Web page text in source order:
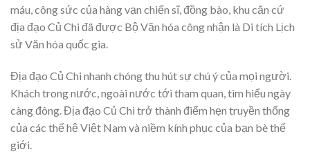
máu, công sức của hàng vạn chiến sĩ, đồng bào, khu căn cứ
địa đạo Củ Chi đã được Bộ Văn hóa công nhận là Di tích Lịch
sử Văn hóa quốc gia.
Địa đạo Củ Chi nhanh chóng thu hút sự chú ý của mọi người.
Khách trong nước, ngoài nước tới tham quan, tìm hiểu ngày
càng đông. Địa đạo Củ Chi trở thành điểm hẹn truyền thống
của các thế hệ Việt Nam và niềm kính phục của bạn bè thế
giới.